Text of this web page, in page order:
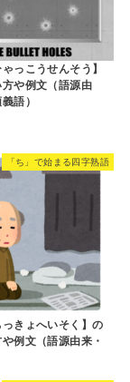
っこうせんそう】
や例文（語源由
語）
「ち」で始まる四字熟語
きょへいそく】の
例文（語源由来・